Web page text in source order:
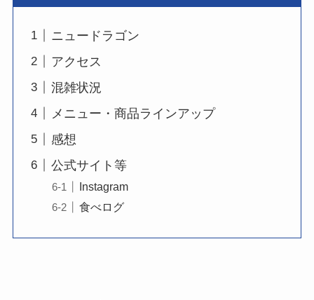
ニュードラゴン
アクセス
混雑状況
メニュー・商品ラインアップ
感想
公式サイト等
Instagram
食べログ